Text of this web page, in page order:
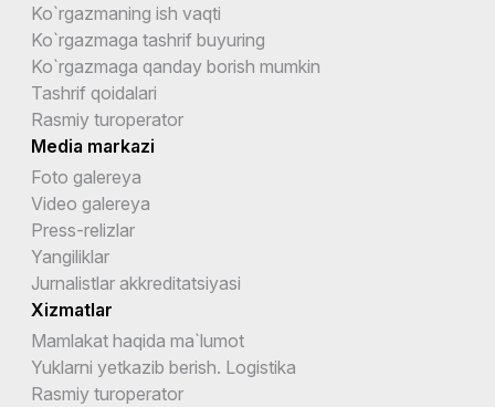
Ko`rgazmaning ish vaqti
Ko`rgazmaga tashrif buyuring
Ko`rgazmaga qanday borish mumkin
Tashrif qoidalari
Rasmiy turoperator
Media markazi
Foto galereya
Video galereya
Press-relizlar
Yangiliklar
Jurnalistlar akkreditatsiyasi
Xizmatlar
Mamlakat haqida ma`lumot
Yuklarni yetkazib berish. Logistika
Rasmiy turoperator